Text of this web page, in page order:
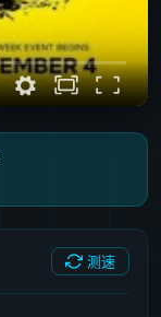
测速